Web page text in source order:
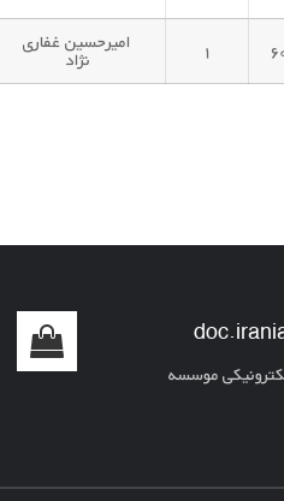
۱ امیرحسین غفاری
نژاد
موسسه